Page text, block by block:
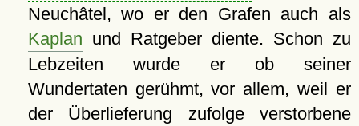
Neuchâtel, wo er den Grafen auch als
Kaplan und Ratgeber diente. Schon zu
Lebzeiten wurde er ob seiner
Wundertaten gerühmt, vor allem, weil er
der Überlieferung zufolge verstorbene